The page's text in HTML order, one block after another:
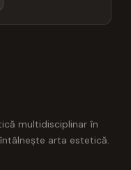
multidisciplinar în
arta estetică.